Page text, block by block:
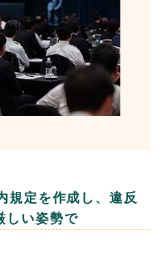
規定を作成し、違反
しい姿勢で